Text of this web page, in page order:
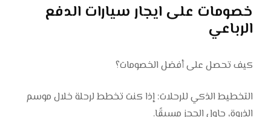
خصومات على ايجار سيارات الدفع
الرباعي
كيف تحصل على أفضل الخصومات؟
التخطيط الذكي للرحلات: إذا كنت تخطط لرحلة خلال موسم